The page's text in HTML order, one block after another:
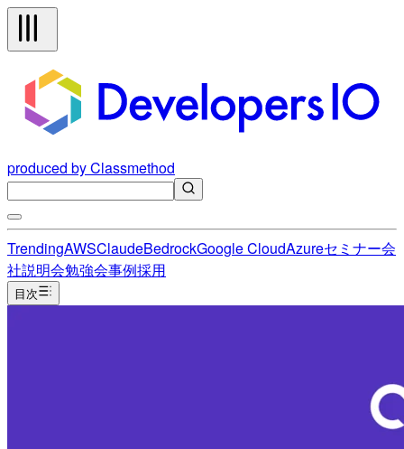
produced by Classmethod
TrendingAWSClaudeBedrockGoogle CloudAzureセミナー会
社説明会勉強会事例採用
目次